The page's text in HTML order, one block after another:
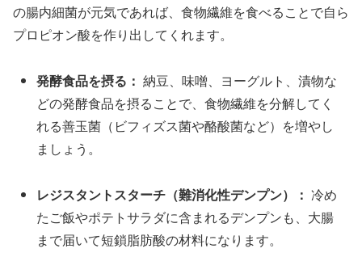
の腸内細菌が元気であれば、食物繊維を食べることで自ら
プロピオン酸を作り出してくれます。
発酵食品を摂る： 納豆、味噌、ヨーグルト、漬物な
どの発酵食品を摂ることで、食物繊維を分解してく
れる善玉菌（ビフィズス菌や酪酸菌など）を増やし
ましょう。
レジスタントスターチ（難消化性デンプン）： 冷め
たご飯やポテトサラダに含まれるデンプンも、大腸
まで届いて短鎖脂肪酸の材料になります。